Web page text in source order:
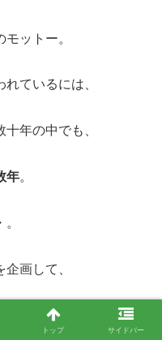
ットー。
ているには、
年の中でも、
年。
。
画して、
トップ サイドバー